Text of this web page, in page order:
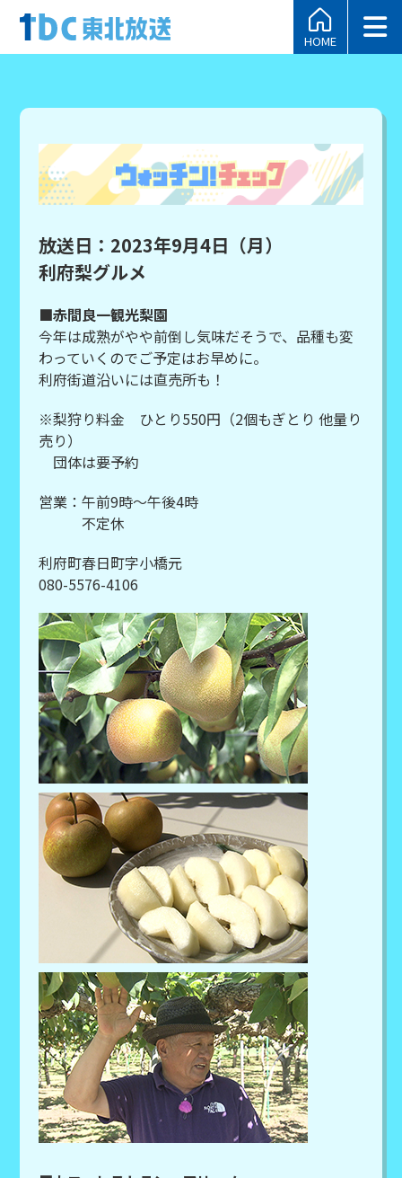
HOME
放送日：2023年9月4日（月）
利府梨グルメ
■赤間良一観光梨園
今年は成熟がやや前倒し気味だそうで、品種も変
わっていくのでご予定はお早めに。
利府街道沿いには直売所も！
※梨狩り料金 ひとり550円（2個もぎとり 他量り
売り）
団体は要予約
営業：午前9時～午後4時
不定休
利府町春日町字小橋元
080-5576-4106